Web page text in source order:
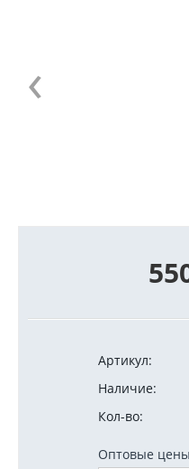
Артикул:
Наличие:
Кол-во:
Оптовые